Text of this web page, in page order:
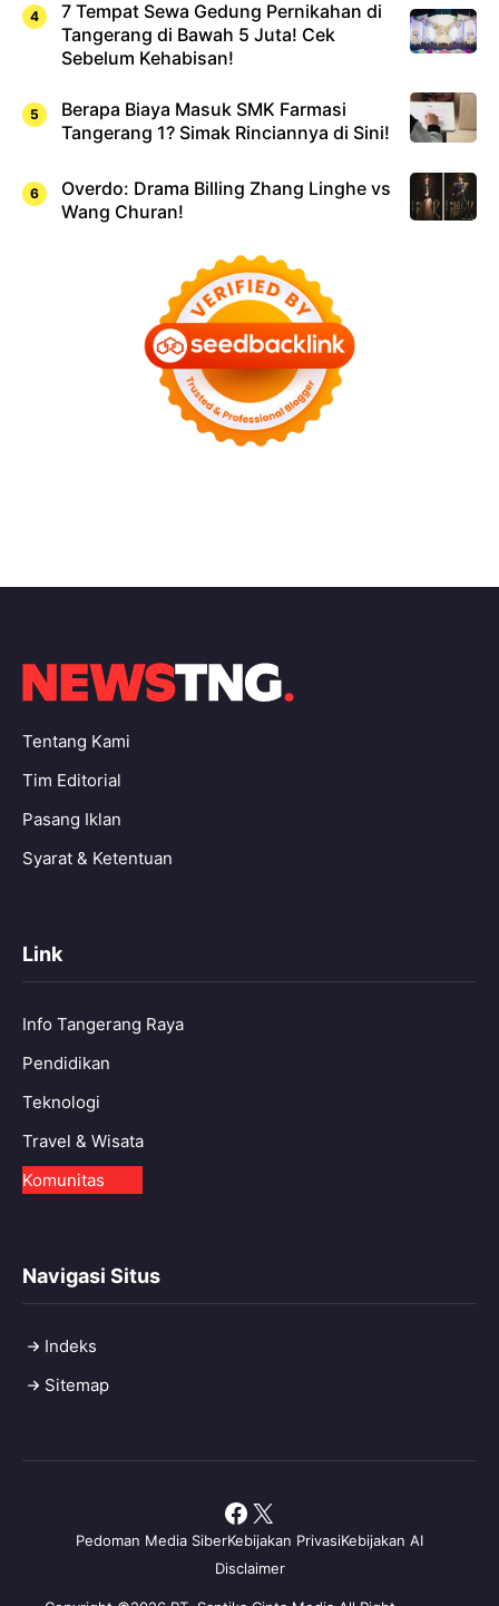
7 Tempat Sewa Gedung Pernikahan di
Tangerang di Bawah 5 Juta! Cek
Sebelum Kehabisan!
Berapa Biaya Masuk SMK Farmasi
Tangerang 1? Simak Rinciannya di Sini!
Overdo: Drama Billing Zhang Linghe vs
Wang Churan!
Tentang Kami
Tim Editorial
Pasang Iklan
Syarat & Ketentuan
Link
Info Tangerang Raya
Pendidikan
Teknologi
Travel & Wisata
Komunitas
Navigasi Situs
Indeks
Sitemap
Pedoman Media SiberKebijakan PrivasiKebijakan AI
Disclaimer
Facebook
X